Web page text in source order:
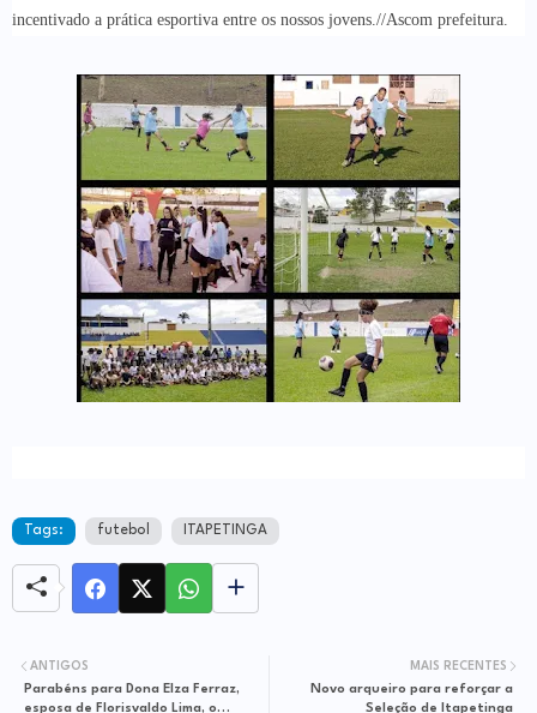
incentivado a prática esportiva entre os nossos jovens.//Ascom prefeitura.
Tags: futebol ITAPETINGA
MAIS RECENTES
Novo arqueiro para reforçar a
Seleção de Itapetinga
ANTIGOS
Parabéns para Dona Elza Ferraz,
esposa de Florisvaldo Lima, o